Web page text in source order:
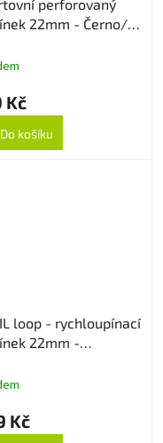
perforovaný
22mm - Černo/
Kč
Do košíku
loop - rychloupínací
22mm -
Kč